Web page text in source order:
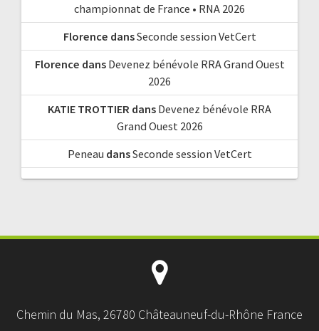
championnat de France • RNA 2026
Florence dansSeconde session VetCert
Florence dans Devenez bénévole RRA Grand Ouest
2026
KATIE TROTTIER dans Devenez bénévole RRA
Grand Ouest 2026
Peneau dansSeconde session VetCert
Chemin du Mas, 26780 Châteauneuf-du-Rhône France